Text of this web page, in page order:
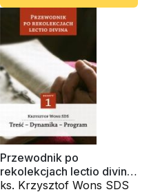
Przewodnik po
rekolekcjach lectio divina.
Treść - Dynamika -
ks. Krzysztof Wons SDS